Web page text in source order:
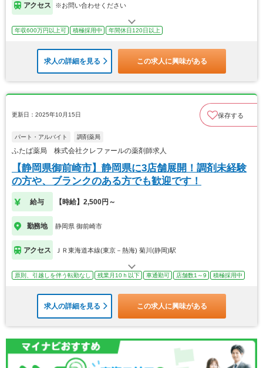
アクセス ※お問い合わせください
年収600万円以上可 積極採用中 年間休日120日以上
求人の詳細を見る この求人に興味がある
更新日：2025年10月15日 保存する
パート・アルバイト 調剤薬局
ふたば薬局 株式会社クレファールの薬剤師求人
【静岡県御前崎市】静岡県に3店舗展開！調剤未経験
の方や、ブランクのある方でも歓迎です！
給与 【時給】2,500円～
勤務地 静岡県 御前崎市
アクセス ＪＲ東海道本線(東京－熱海) 菊川(静岡)駅
原則、引越しを伴う転勤なし 残業月10ｈ以下 車通勤可 店舗数1～9 積極採用中
求人の詳細を見る この求人に興味がある